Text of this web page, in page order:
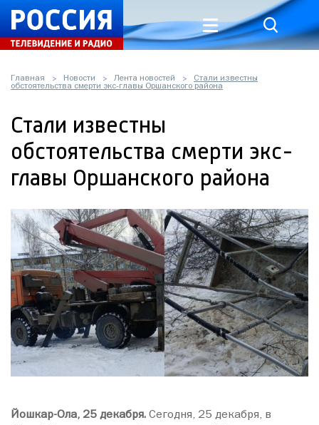
Главная Новости Лента новостей
Стали известны
обстоятельства смерти экс-главы Оршанского района
Стали известны
обстоятельства смерти экс-
главы Оршанского района
Йошкар-Ола, 25 декабря. Сегодня, 25 декабря, в